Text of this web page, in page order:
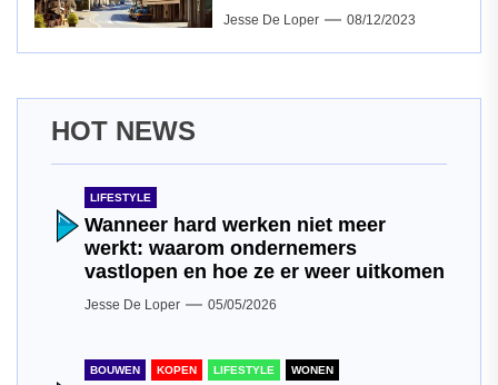
Jesse De Loper 08/12/2023
HOT NEWS
LIFESTYLE
Wanneer hard werken niet meer
werkt: waarom ondernemers
vastlopen en hoe ze er weer uitkomen
Jesse De Loper 05/05/2026
BOUWEN KOPEN LIFESTYLE WONEN